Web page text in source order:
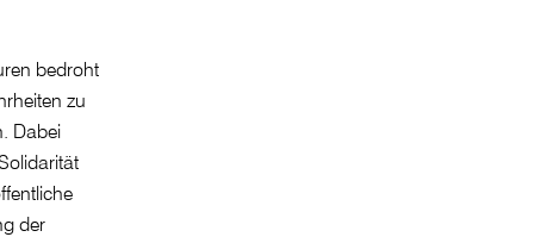
bedroht
zu
Dabei
der